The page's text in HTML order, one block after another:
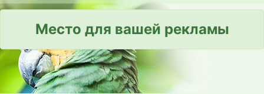
Место для вашей рекламы